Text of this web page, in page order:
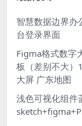
智慧数据边界
台登录界面
Figma格式数字
板（差别不大
大屏 广东地图
浅色可视化组件